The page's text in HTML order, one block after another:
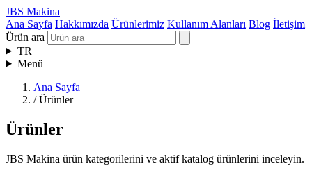
JBS Makina
Ana Sayfa Hakkımızda Ürünlerimiz Kullanım Alanları Blog İletişim
Ürün ara
TR
Menü
Ana Sayfa
/ Ürünler
Ürünler
JBS Makina ürün kategorilerini ve aktif katalog ürünlerini inceleyin.